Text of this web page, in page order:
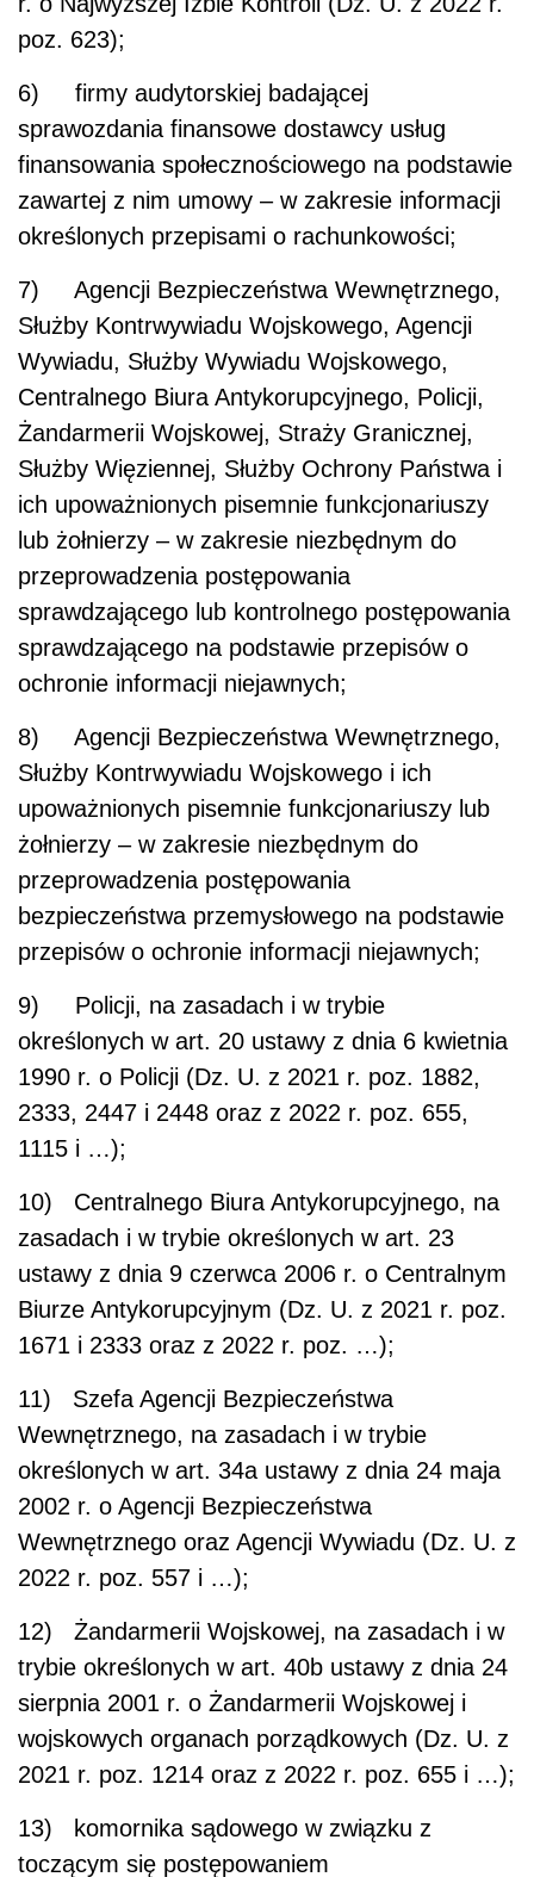
poz. 623);
6) firmy audytorskiej badającej
sprawozdania finansowe dostawcy usług
finansowania społecznościowego na podstawie
zawartej z nim umowy – w zakresie informacji
określonych przepisami o rachunkowości;
7) Agencji Bezpieczeństwa Wewnętrznego,
Służby Kontrwywiadu Wojskowego, Agencji
Wywiadu, Służby Wywiadu Wojskowego,
Centralnego Biura Antykorupcyjnego, Policji,
Żandarmerii Wojskowej, Straży Granicznej,
Służby Więziennej, Służby Ochrony Państwa i
ich upoważnionych pisemnie funkcjonariuszy
lub żołnierzy – w zakresie niezbędnym do
przeprowadzenia postępowania
sprawdzającego lub kontrolnego postępowania
sprawdzającego na podstawie przepisów o
ochronie informacji niejawnych;
8) Agencji Bezpieczeństwa Wewnętrznego,
Służby Kontrwywiadu Wojskowego i ich
upoważnionych pisemnie funkcjonariuszy lub
żołnierzy – w zakresie niezbędnym do
przeprowadzenia postępowania
bezpieczeństwa przemysłowego na podstawie
przepisów o ochronie informacji niejawnych;
9) Policji, na zasadach i w trybie
określonych w art. 20 ustawy z dnia 6 kwietnia
1990 r. o Policji (Dz. U. z 2021 r. poz. 1882,
2333, 2447 i 2448 oraz z 2022 r. poz. 655,
1115 i …);
10) Centralnego Biura Antykorupcyjnego, na
zasadach i w trybie określonych w art. 23
ustawy z dnia 9 czerwca 2006 r. o Centralnym
Biurze Antykorupcyjnym (Dz. U. z 2021 r. poz.
1671 i 2333 oraz z 2022 r. poz. …);
11) Szefa Agencji Bezpieczeństwa
Wewnętrznego, na zasadach i w trybie
określonych w art. 34a ustawy z dnia 24 maja
2002 r. o Agencji Bezpieczeństwa
Wewnętrznego oraz Agencji Wywiadu (Dz. U. z
2022 r. poz. 557 i …);
12) Żandarmerii Wojskowej, na zasadach i w
trybie określonych w art. 40b ustawy z dnia 24
sierpnia 2001 r. o Żandarmerii Wojskowej i
wojskowych organach porządkowych (Dz. U. z
2021 r. poz. 1214 oraz z 2022 r. poz. 655 i …);
13) komornika sądowego w związku z
toczącym się postępowaniem